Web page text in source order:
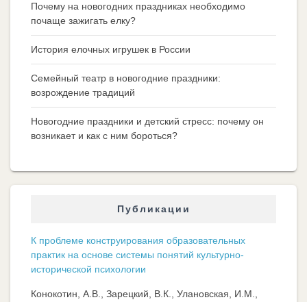
Почему на новогодних праздниках необходимо
почаще зажигать елку?
История елочных игрушек в России
Семейный театр в новогодние праздники:
возрождение традиций
Новогодние праздники и детский стресс: почему он
возникает и как с ним бороться?
Публикации
К проблеме конструирования образовательных
практик на основе системы понятий культурно-
исторической психологии
Конокотин, А.В., Зарецкий, В.К., Улановская, И.М.,